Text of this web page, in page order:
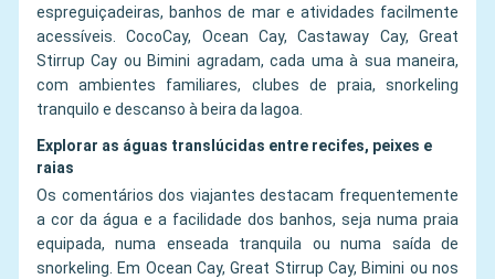
espreguiçadeiras, banhos de mar e atividades facilmente
acessíveis. CocoCay, Ocean Cay, Castaway Cay, Great
Stirrup Cay ou Bimini agradam, cada uma à sua maneira,
com ambientes familiares, clubes de praia, snorkeling
tranquilo e descanso à beira da lagoa.
Explorar as águas translúcidas entre recifes, peixes e
raias
Os comentários dos viajantes destacam frequentemente
a cor da água e a facilidade dos banhos, seja numa praia
equipada, numa enseada tranquila ou numa saída de
snorkeling. Em Ocean Cay, Great Stirrup Cay, Bimini ou nos